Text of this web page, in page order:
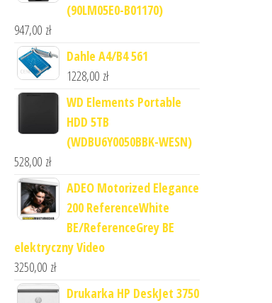
(90LM05E0-B01170)
947,00 zł
Dahle A4/B4 561
1228,00 zł
WD Elements Portable
HDD 5TB
(WDBU6Y0050BBK-WESN)
528,00 zł
ADEO Motorized Elegance
200 ReferenceWhite
BE/ReferenceGrey BE
elektryczny Video
3250,00 zł
Drukarka HP DeskJet 3750